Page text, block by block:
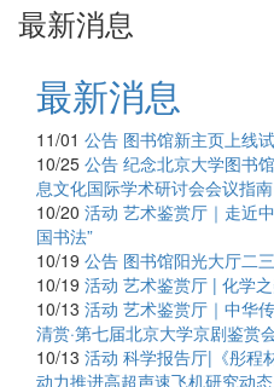
最新消息
最新消息
11/01 公告 图书馆新主页上线
10/25 公告 纪念北京大学图书
息文化国际学术研讨会会议指南
10/20 活动 艺术鉴赏厅｜走近
国书法”
10/19 公告 图书馆阳光大厅二
10/19 活动 艺术鉴赏厅 | 化学
10/13 活动 艺术鉴赏厅｜中华
清赏·第七届北京大学京剧鉴赏
10/13 活动 科学报告厅|《彤程
动力推进高超声速飞机研究动